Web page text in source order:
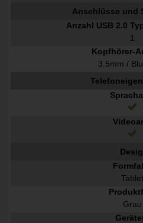
Anschlüsse und
Anzahl USB 2.0
1
Kopfhörer-
3.5mm /
Tablet
Grau